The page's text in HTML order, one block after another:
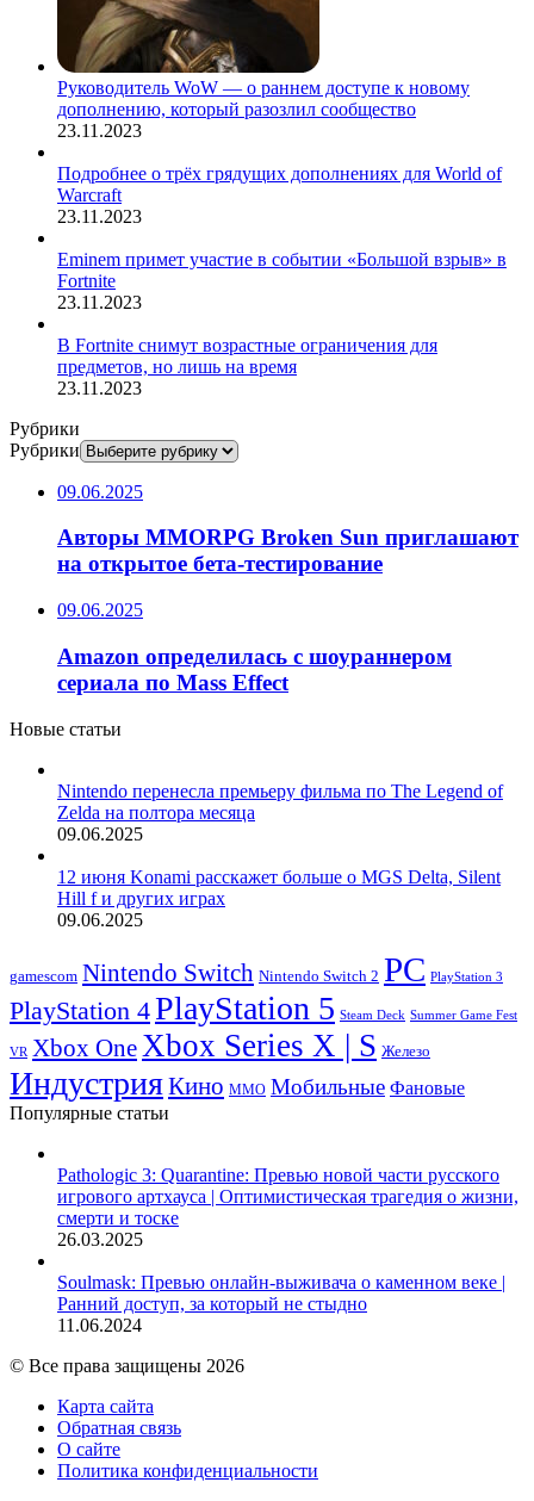
Руководитель WoW — о раннем доступе к новому
дополнению, который разозлил сообщество
23.11.2023
Подробнее о трёх грядущих дополнениях для World of
Warcraft
23.11.2023
Eminem примет участие в событии «Большой взрыв» в
Fortnite
23.11.2023
В Fortnite снимут возрастные ограничения для
предметов, но лишь на время
23.11.2023
Рубрики
Рубрики
09.06.2025
Авторы MMORPG Broken Sun приглашают
на открытое бета-тестирование
09.06.2025
Amazon определилась с шоураннером
сериала по Mass Effect
Новые статьи
Nintendo перенесла премьеру фильма по The Legend of
Zelda на полтора месяца
09.06.2025
12 июня Konami расскажет больше о MGS Delta, Silent
Hill f и других играх
09.06.2025
gamescom Nintendo Switch Nintendo Switch 2 PC PlayStation 3
PlayStation 4PlayStation 5 Steam Deck Summer Game Fest
VR Xbox One Xbox Series X | S Железо
ИндустрияКино ММО Мобильные Фановые
Популярные статьи
Pathologic 3: Quarantine: Превью новой части русского
игрового артхауса | Оптимистическая трагедия о жизни,
смерти и тоске
26.03.2025
Soulmask: Превью онлайн-выживача о каменном веке |
Ранний доступ, за который не стыдно
11.06.2024
© Все права защищены 2026
Карта сайта
Обратная связь
О сайте
Политика конфиденциальности